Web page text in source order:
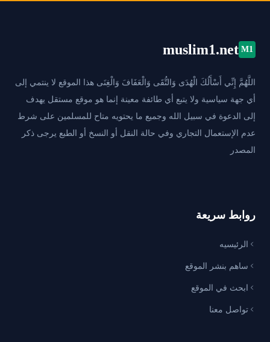
M1
muslim1.net
اللَّهُمَّ إِنِّي أَسْأَلُكَ الْهُدَى وَالتُّقَى وَالْعَفَافَ وَالْغِنَى هذا الموقع لا ينتمي إلى
أي جهة سياسية ولا يتبع أي طائفة معينة إنما هو موقع مستقل يهدف
إلى الدعوة في سبيل الله وجميع ما يحتويه متاح للمسلمين على شرط
عدم الإستعمال التجاري وفي حالة النقل أو النسخ أو الطبع يرجى ذكر
المصدر
روابط سريعة
الرئيسيه
ساهم بنشر الموقع
ابحث في الموقع
تواصل معنا